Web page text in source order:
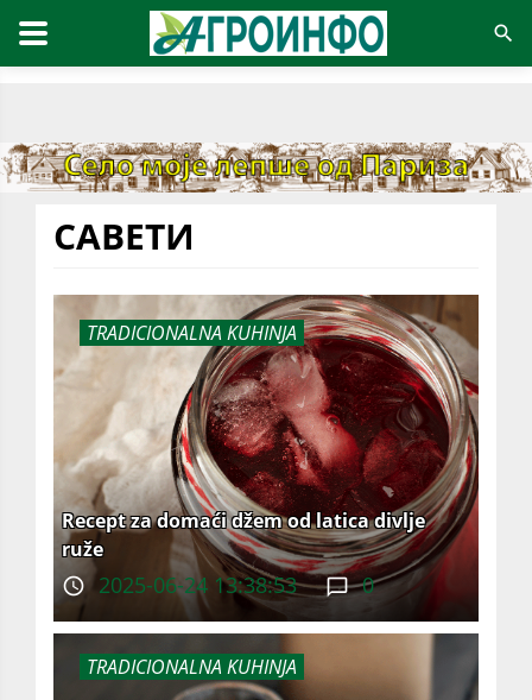
САВЕТИ
TRADICIONALNA KUHINJA
Recept za domaći džem od latica divlje
ruže
2025-06-24 13:38:53 0
TRADICIONALNA KUHINJA